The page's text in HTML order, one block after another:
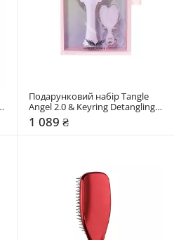
Подарунковий набір Tangle
Angel 2.0 & Keyring Detangling
Gift Set
1 089 ₴